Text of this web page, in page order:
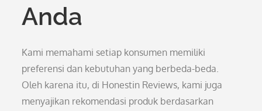
Anda
Kami memahami setiap konsumen memiliki
preferensi dan kebutuhan yang berbeda-beda.
Oleh karena itu, di Honestin Reviews, kami juga
menyajikan rekomendasi produk berdasarkan